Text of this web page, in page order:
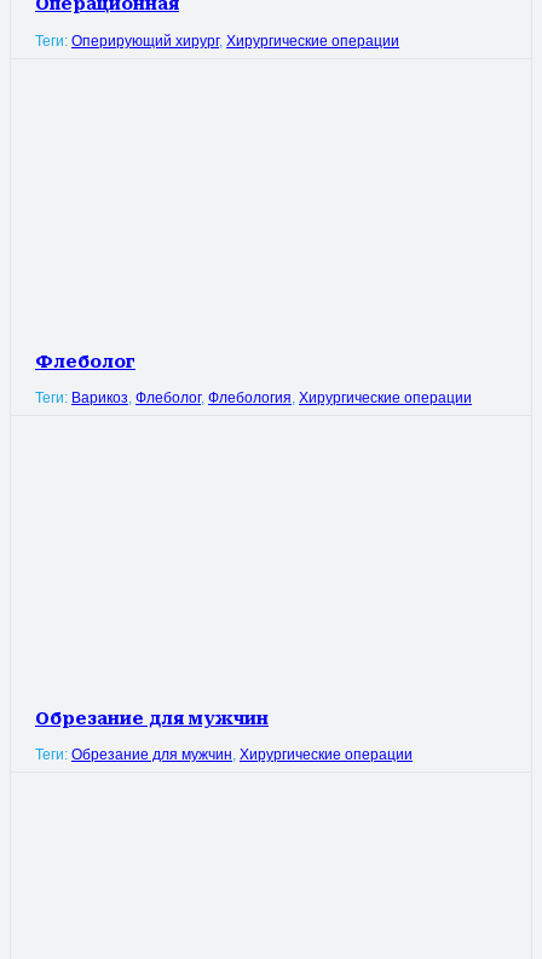
Теги: Оперирующий хирург, Хирургические операции
Флеболог
Теги: Варикоз, Флеболог, Флебология, Хирургические операции
Обрезание для мужчин
Теги: Обрезание для мужчин, Хирургические операции